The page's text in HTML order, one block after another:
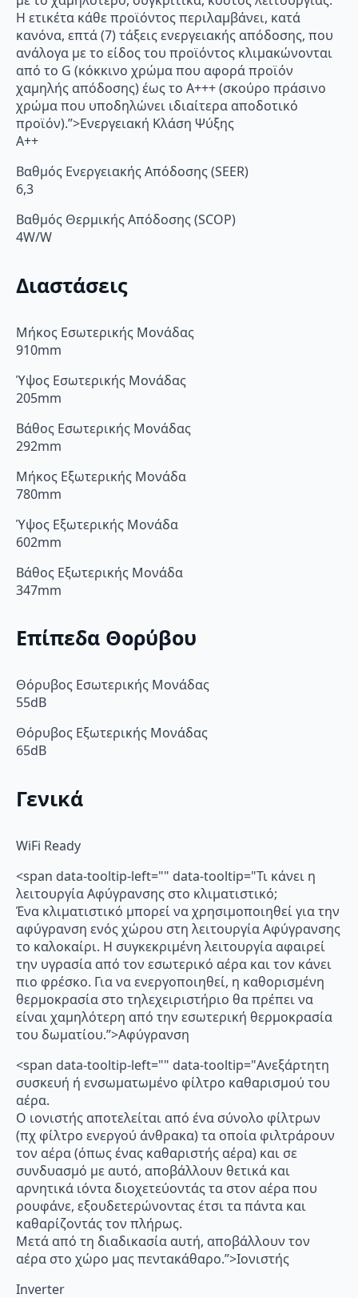
Η ετικέτα κάθε προϊόντος περιλαμβάνει, κατά
κανόνα, επτά (7) τάξεις ενεργειακής απόδοσης, που
ανάλογα με το είδος του προϊόντος κλιμακώνονται
από το G (κόκκινο χρώμα που αφορά προϊόν
χαμηλής απόδοσης) έως το Α+++ (σκούρο πράσινο
χρώμα που υποδηλώνει ιδιαίτερα αποδοτικό
προϊόν).”>Ενεργειακή Κλάση Ψύξης
A++
Βαθμός Ενεργειακής Απόδοσης (SEER)
6,3
Βαθμός Θερμικής Απόδοσης (SCOP)
4W/W
Διαστάσεις
Μήκος Εσωτερικής Μονάδας
910mm
Ύψος Εσωτερικής Μονάδας
205mm
Βάθος Εσωτερικής Μονάδας
292mm
Μήκος Εξωτερικής Μονάδα
780mm
Ύψος Εξωτερικής Μονάδα
602mm
Βάθος Εξωτερικής Μονάδα
347mm
Επίπεδα Θορύβου
Θόρυβος Εσωτερικής Μονάδας
55dB
Θόρυβος Εξωτερικής Μονάδας
65dB
Γενικά
WiFi Ready
<span data-tooltip-left="" data-tooltip="Τι κάνει η
λειτουργία Αφύγρανσης στο κλιματιστικό;
Ένα κλιματιστικό μπορεί να χρησιμοποιηθεί για την
αφύγρανση ενός χώρου στη λειτουργία Αφύγρανσης
το καλοκαίρι. Η συγκεκριμένη λειτουργία αφαιρεί
την υγρασία από τον εσωτερικό αέρα και τον κάνει
πιο φρέσκο. Για να ενεργοποιηθεί, η καθορισμένη
θερμοκρασία στο τηλεχειριστήριο θα πρέπει να
είναι χαμηλότερη από την εσωτερική θερμοκρασία
του δωματίου.”>Αφύγρανση
<span data-tooltip-left="" data-tooltip="Ανεξάρτητη
συσκευή ή ενσωματωμένο φίλτρο καθαρισμού του
αέρα.
Ο ιονιστής αποτελείται από ένα σύνολο φίλτρων
(πχ φίλτρο ενεργού άνθρακα) τα οποία φιλτράρουν
τον αέρα (όπως ένας καθαριστής αέρα) και σε
συνδυασμό με αυτό, αποβάλλουν θετικά και
αρνητικά ιόντα διοχετεύοντάς τα στον αέρα που
ρουφάνε, εξουδετερώνοντας έτσι τα πάντα και
καθαρίζοντάς τον πλήρως.
Μετά από τη διαδικασία αυτή, αποβάλλουν τον
αέρα στο χώρο μας πεντακάθαρο.”>Ιονιστής
Inverter